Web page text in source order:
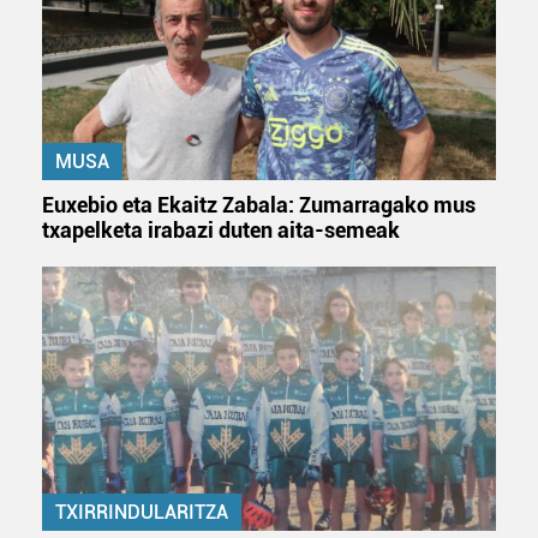
zerbitzuak hobetzeko asmoz, cookie teknologiaz
baliatzen gara. Ohar hau onartuz gero, teknologia hori
erabiltzeko baimen esplizitua ematen diguzu.Gehiago
irakurri
MUSA
Euxebio eta Ekaitz Zabala: Zumarragako mus
txapelketa irabazi duten aita-semeak
TXIRRINDULARITZA